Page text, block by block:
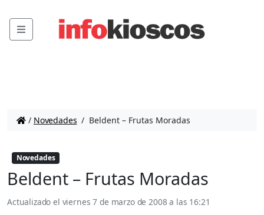
Menu
/ Novedades / Beldent – Frutas Moradas
Novedades
Beldent – Frutas Moradas
Actualizado el viernes 7 de marzo de 2008 a las 16:21